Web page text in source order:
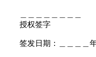
授权签字
签发日期：＿＿＿＿年